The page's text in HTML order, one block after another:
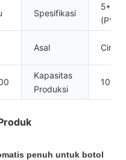
Spesifikasi
Asal Cina
Kapasitas
Produksi
penuh untuk botol